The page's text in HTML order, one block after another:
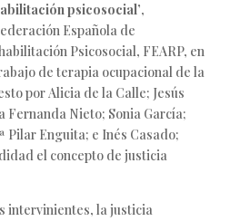
psicosocial’,
Española de
Psicosocial, FEARP, en
de terapia ocupacional de la
por Alicia de la Calle; Jesús
Fernanda Nieto; Sonia García;
Pilar Enguita; e Inés Casado;
el concepto de justicia
intervinientes, la justicia